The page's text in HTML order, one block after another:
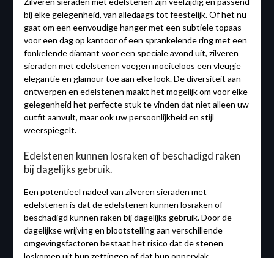
bij elke gelegenheid, van alledaags tot feestelijk. Of het nu
gaat om een ​​eenvoudige hanger met een subtiele topaas
voor een dag op kantoor of een sprankelende ring met een
fonkelende diamant voor een speciale avond uit, zilveren
sieraden met edelstenen voegen moeiteloos een vleugje
elegantie en glamour toe aan elke look. De diversiteit aan
ontwerpen en edelstenen maakt het mogelijk om voor elke
gelegenheid het perfecte stuk te vinden dat niet alleen uw
outfit aanvult, maar ook uw persoonlijkheid en stijl
weerspiegelt.
Edelstenen kunnen losraken of beschadigd raken
bij dagelijks gebruik.
Een potentieel nadeel van zilveren sieraden met
edelstenen is dat de edelstenen kunnen losraken of
beschadigd kunnen raken bij dagelijks gebruik. Door de
dagelijkse wrijving en blootstelling aan verschillende
omgevingsfactoren bestaat het risico dat de stenen